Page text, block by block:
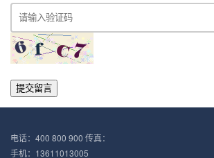
提交留言
电话：400 800 900 传真：
手机：13611013005